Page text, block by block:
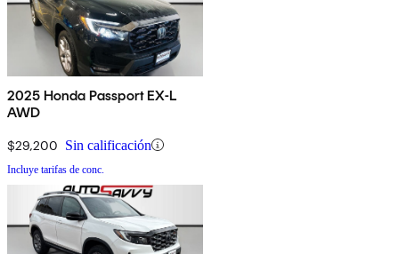
2025 Honda Passport EX-L
AWD
$29,200 Sin calificación
Incluye tarifas de conc.